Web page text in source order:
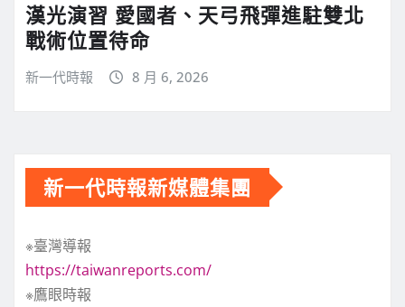
漢光演習 愛國者、天弓飛彈進駐雙北
戰術位置待命
新一代時報 8 月 6, 2026
新一代時報新媒體集團
※臺灣導報
https://taiwanreports.com/
※鷹眼時報